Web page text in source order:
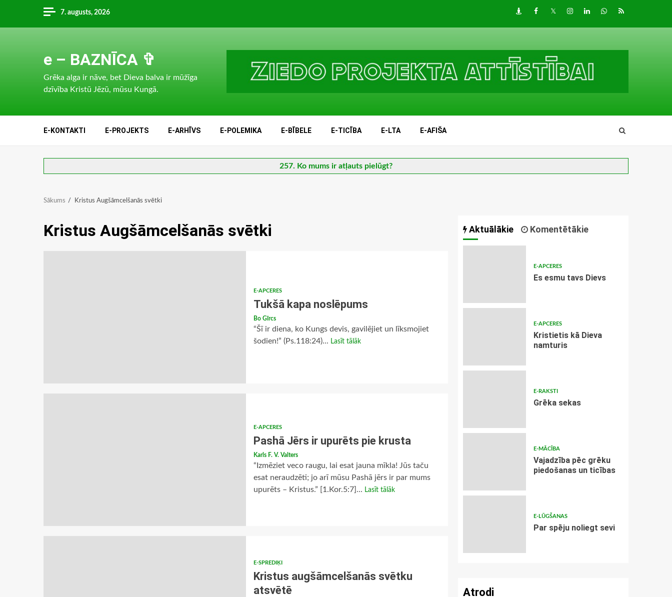
content
7. augusts, 2026 DraugiemFacebook
TwitterInstagram
LinkedInwhatsapp
RSS
e – BAZNĪCA ✞
Grēka alga ir nāve, bet Dieva balva ir mūžīga
dzīvība Kristū Jēzū, mūsu Kungā.
E-KONTAKTI E-PROJEKTS E-ARHĪVS E-POLEMIKA E-BĪBELE E-TICĪBA E-LTA E-AFIŠA
257. Ko mums ir atļauts pielūgt?
Sākums Kristus Augšāmcelšanās svētki
Kristus Augšāmcelšanās svētki
E-APCERES
Tukšā kapa noslēpums
Bo Gīrcs
“Šī ir diena, ko Kungs devis, gavilējiet un līksmojiet
šodien!” (Ps.118:24)... Lasīt tālāk
E-APCERES
Pashā Jērs ir upurēts pie krusta
Karls F. V. Valters
“Izmēziet veco raugu, lai esat jauna mīkla! Jūs taču
esat neraudzēti; jo arī mūsu Pashā jērs ir par mums
upurēts – Kristus.” [1.Kor.5:7]... Lasīt tālāk
E-SPREDIĶI
Kristus augšāmcelšanās svētku
atsvētē
Aktuālākie Komentētākie
E-APCERES
Es esmu tavs Dievs
E-APCERES
Kristietis kā Dieva
namturis
E-RAKSTI
Grēka sekas
E-MĀCĪBA
Vajadzība pēc grēku
piedošanas un ticības
E-LŪGŠANAS
Par spēju noliegt sevi
Atrodi